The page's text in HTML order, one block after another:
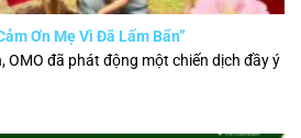
Ơn Mẹ Vì Đã Lấm Bẩn”
OMO đã phát động một chiến dịch đầy ý